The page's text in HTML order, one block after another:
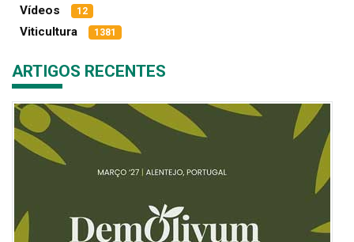
Vídeos 12
Viticultura 1381
ARTIGOS RECENTES